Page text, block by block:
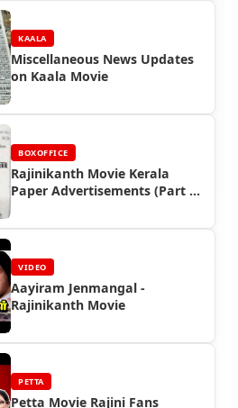
KAALA
Miscellaneous News Updates
on Kaala Movie
BOXOFFICE
Rajinikanth Movie Kerala
Paper Advertisements (Part 4)
VIDEO
Aayiram Jenmangal -
Rajinikanth Movie
PETTA
Petta Movie Rajini Fans